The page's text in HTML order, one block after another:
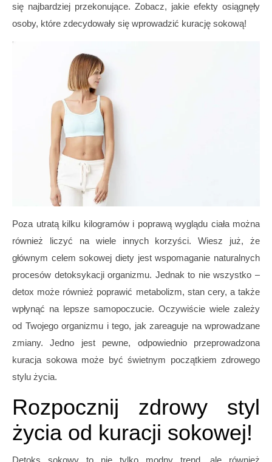
się najbardziej przekonujące. Zobacz, jakie efekty osiągnęły
osoby, które zdecydowały się wprowadzić kurację sokową!
Poza utratą kilku kilogramów i poprawą wyglądu ciała można
również liczyć na wiele innych korzyści. Wiesz już, że
głównym celem sokowej diety jest wspomaganie naturalnych
procesów detoksykacji organizmu. Jednak to nie wszystko –
detox może również poprawić metabolizm, stan cery, a także
wpłynąć na lepsze samopoczucie. Oczywiście wiele zależy
od Twojego organizmu i tego, jak zareaguje na wprowadzane
zmiany. Jedno jest pewne, odpowiednio przeprowadzona
kuracja sokowa może być świetnym początkiem zdrowego
stylu życia.
Rozpocznij zdrowy styl
życia od kuracji sokowej!
Detoks sokowy to nie tylko modny trend, ale również